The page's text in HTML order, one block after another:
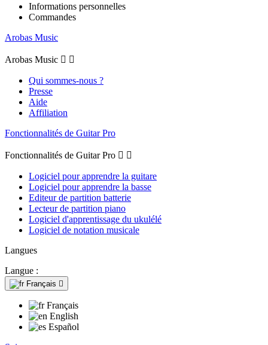
Informations personnelles
Commandes
Arobas Music
Arobas Music  
Qui sommes-nous ?
Presse
Aide
Affiliation
Fonctionnalités de Guitar Pro
Fonctionnalités de Guitar Pro  
Logiciel pour apprendre la guitare
Logiciel pour apprendre la basse
Editeur de partition batterie
Lecteur de partition piano
Logiciel d'apprentissage du ukulélé
Logiciel de notation musicale
Langues
Langue :
Français 
Français
English
Español